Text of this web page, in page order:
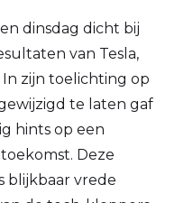
dinsdag dicht bij
van Tesla,
zijn toelichting op
te laten gaf
hints op een
Deze
blijkbaar vrede